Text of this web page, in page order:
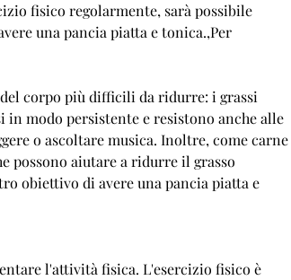
fisico regolarmente, sarà possibile
una pancia piatta e tonica.,Per
corpo più difficili da ridurre: i grassi
modo persistente e resistono anche alle
o ascoltare musica. Inoltre, come carne
possono aiutare a ridurre il grasso
obiettivo di avere una pancia piatta e
l'attività fisica. L'esercizio fisico è